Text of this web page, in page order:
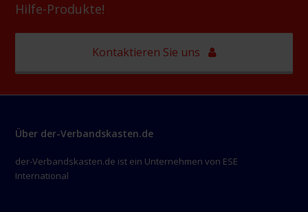
Hilfe-Produkte!
Kontaktieren Sie uns
Über der-Verbandskasten.de
der-Verbandskasten.de ist ein Unternehmen von ESE
International